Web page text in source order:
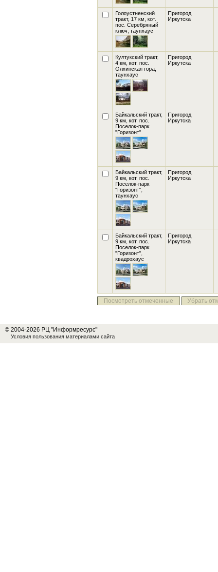
Голоустненский
тракт, 17 км, кот.
пос. Серебряный
ключ , таунхаус
Пригород
Иркутска
Култукский тракт,
4 км, кот. пос.
Олхинская гора
таунхаус
Пригород
Иркутска
Байкальский тракт,
9 км, кот. пос.
Поселок-парк
"Горизонт"
Пригород
Иркутска
Байкальский тракт,
9 км, кот. пос.
Поселок-парк
"Горизонт"
таунхаус
Пригород
Иркутска
Байкальский тракт,
9 км, кот. пос.
Поселок-парк
"Горизонт"
квадрохаус
Пригород
Иркутска
Посмотреть отмеченные Убрать
© 2004-2026 РЦ "Информресурс"
Условия пользования материалами сайта